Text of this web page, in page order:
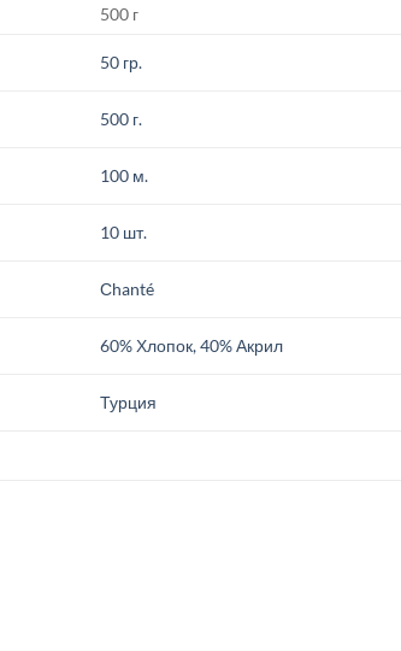
500 г
50 гр.
500 г.
100 м.
10 шт.
Сhanté
60% Хлопок, 40% Акрил
Турция